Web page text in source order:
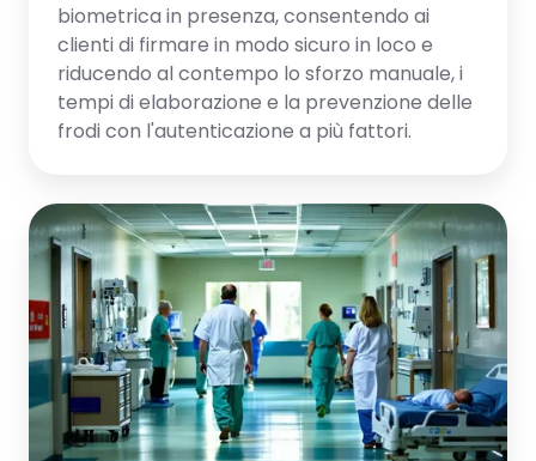
biometrica in presenza, consentendo ai
clienti di firmare in modo sicuro in loco e
riducendo al contempo lo sforzo manuale, i
tempi di elaborazione e la prevenzione delle
frodi con l'autenticazione a più fattori.
Sanità